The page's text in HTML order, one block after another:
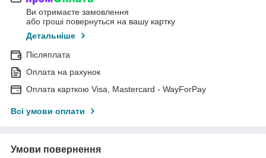
Ви отримаєте замовлення
або гроші повернуться на вашу картку
Детальніше
Післяплата
Оплата на рахунок
Оплата карткою Visa, Mastercard - WayForPay
Всі умови оплати
Умови повернення